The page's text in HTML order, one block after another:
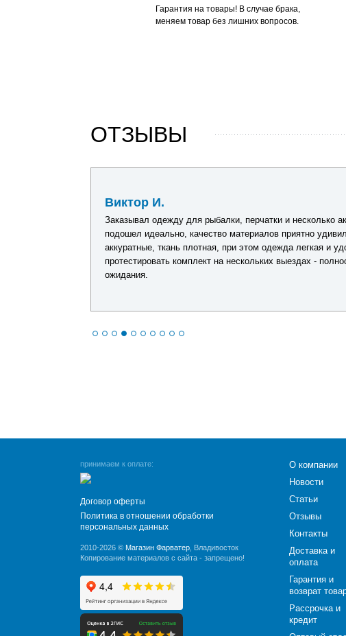
Гарантия на товары! В случае брака,
меняем товар без лишних вопросов.
ОТЗЫВЫ
Виктор И.
Заказывал одежду для рыбалки, перчатки и несколько
подошел идеально, качество материалов приятно
аккуратные, ткань плотная, при этом одежда легкая и
протестировать комплект на нескольких выездах -
ожидания.
принимаем к оплате:
Договор оферты
Политика в отношении обработки
персональных данных
2010-2026 © Магазин Фарватер , Владивосток
Копирование материалов с сайта - запрещено!
О компании
Новости
Статьи
Отзывы
Контакты
Доставка и
оплата
Гарантия и
возврат
Рассрочка и
кредит